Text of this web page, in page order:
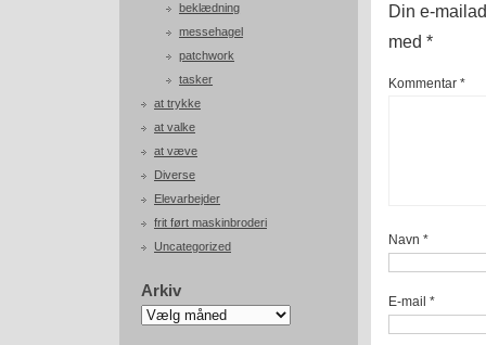
beklædning
messehagel
patchwork
tasker
at trykke
at valke
at væve
Diverse
Elevarbejder
frit ført maskinbroderi
Uncategorized
Arkiv
Arkiv
Din e-
med *
Kommentar *
Navn *
E-mail *